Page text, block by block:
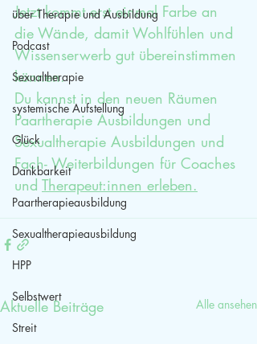
über Therapie und Ausbildung
Podcast
Sexualtherapie
systemische Aufstellung
Glück
Dankbarkeit
Paartherapieausbildung
Sexualtherapieausbildung
HPP
Selbstwert
Streit
Jetzt kommt erst einmal Farbe an
die Wände, damit Wohlfühlen und
Wissenserwerb gut übereinstimmen
können.
Du kannst in den neuen Räumen
Paartherapie Ausbildungen und
Sexualtherapie Ausbildungen und
Fach- Weiterbildungen für Coaches
und Therapeut:innen erleben.
Aktuelle Beiträge Alle ansehen